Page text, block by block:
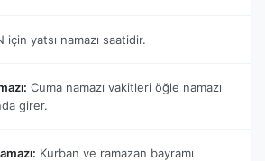
için yatsı namazı saatidir.
Cuma namazı vakitleri öğle namazı
girer.
Kurban ve ramazan bayramı